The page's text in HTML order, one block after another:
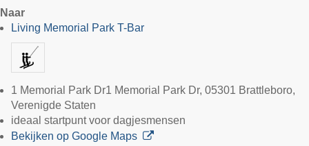
Naar
Living Memorial Park T-Bar
1 Memorial Park Dr1 Memorial Park Dr, 05301 Brattleboro,
Verenigde Staten
ideaal startpunt voor dagjesmensen
Bekijken op Google Maps